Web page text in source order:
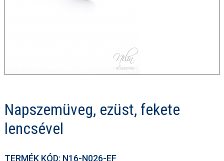
Napszemüveg, ezüst, fekete
lencsével
TERMÉK KÓD: N16-N026-EF